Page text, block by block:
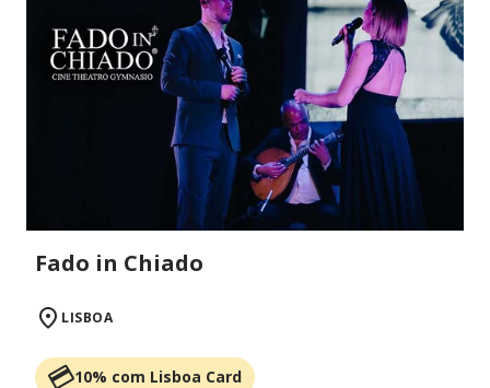
Fado in Chiado
LISBOA
10% com Lisboa Card